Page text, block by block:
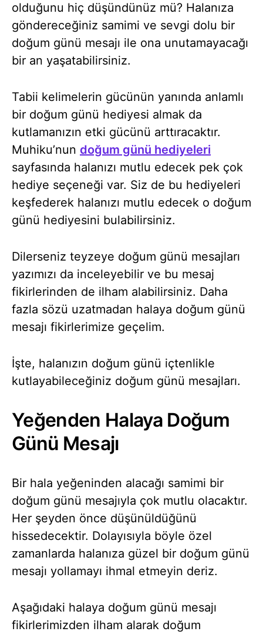
olduğunu hiç düşündünüz mü? Halanıza
göndereceğiniz samimi ve sevgi dolu bir
doğum günü mesajı ile ona unutamayacağı
bir an yaşatabilirsiniz.
Tabii kelimelerin gücünün yanında anlamlı
bir doğum günü hediyesi almak da
kutlamanızın etki gücünü arttıracaktır.
Muhiku’nun doğum günü hediyeleri
sayfasında halanızı mutlu edecek pek çok
hediye seçeneği var. Siz de bu hediyeleri
keşfederek halanızı mutlu edecek o doğum
günü hediyesini bulabilirsiniz.
Dilerseniz teyzeye doğum günü mesajları
yazımızı da inceleyebilir ve bu mesaj
fikirlerinden de ilham alabilirsiniz. Daha
fazla sözü uzatmadan halaya doğum günü
mesajı fikirlerimize geçelim.
İşte, halanızın doğum günü içtenlikle
kutlayabileceğiniz doğum günü mesajları.
Yeğenden Halaya Doğum
Günü Mesajı
Bir hala yeğeninden alacağı samimi bir
doğum günü mesajıyla çok mutlu olacaktır.
Her şeyden önce düşünüldüğünü
hissedecektir. Dolayısıyla böyle özel
zamanlarda halanıza güzel bir doğum günü
mesajı yollamayı ihmal etmeyin deriz.
Aşağıdaki halaya doğum günü mesajı
fikirlerimizden ilham alarak doğum